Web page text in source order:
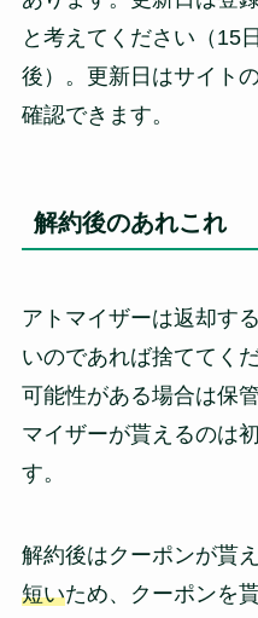
と考えてください（15
後）。更新日はサイト
確認できます。
解約後のあれこれ
アトマイザーは返却す
いのであれば捨ててく
可能性がある場合は保
マイザーが貰えるのは
す。
解約後はクーポンが貰え
短いため、クーポンを